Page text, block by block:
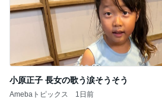
小原正子 長女の歌う涙そうそう
Amebaトピックス 1日前